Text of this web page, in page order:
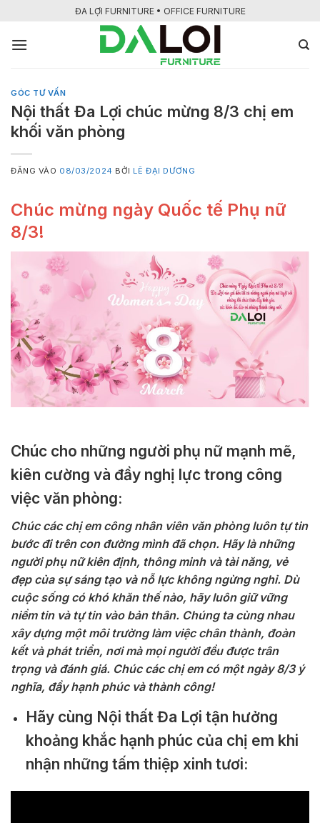
nội
ĐA LỢI FURNITURE • OFFICE FURNITURE
GÓC TƯ VẤN
Nội thất Đa Lợi chúc mừng 8/3 chị em
khối văn phòng
ĐĂNG VÀO 08/03/2024 BỞI LÊ ĐẠI DƯƠNG
Chúc mừng ngày Quốc tế Phụ nữ
8/3!
Chúc cho những người phụ nữ mạnh mẽ,
kiên cường và đầy nghị lực trong công
việc văn phòng:
Chúc các chị em công nhân viên văn phòng luôn tự tin
bước đi trên con đường mình đã chọn. Hãy là những
người phụ nữ kiên định, thông minh và tài năng, vẻ
đẹp của sự sáng tạo và nỗ lực không ngừng nghỉ. Dù
cuộc sống có khó khăn thế nào, hãy luôn giữ vững
niềm tin và tự tin vào bản thân. Chúng ta cùng nhau
xây dựng một môi trường làm việc chân thành, đoàn
kết và phát triển, nơi mà mọi người đều được trân
trọng và đánh giá. Chúc các chị em có một ngày 8/3 ý
nghĩa, đầy hạnh phúc và thành công!
Hãy cùng Nội thất Đa Lợi tận hưởng
khoảng khắc hạnh phúc của chị em khi
nhận những tấm thiệp xinh tươi: